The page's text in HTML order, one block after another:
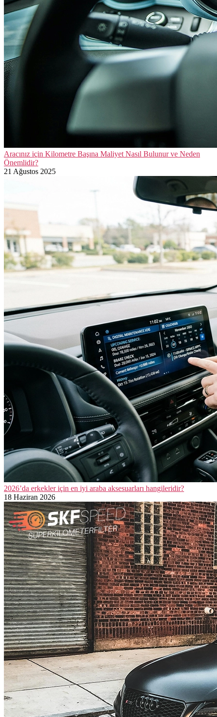
Aracınız için Kilometre Başına Maliyet Nasıl Bulunur ve Neden
Önemlidir?
21 Ağustos 2025
2026’da erkekler için en iyi araba aksesuarları hangileridir?
18 Haziran 2026